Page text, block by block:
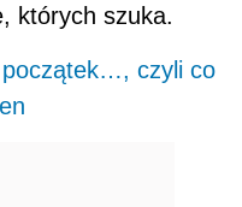
których szuka.
początek…, czyli co